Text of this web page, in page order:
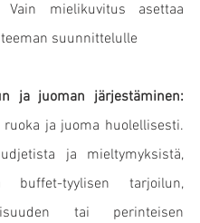
Vain mielikuvitus asettaa
suunnittelulle
ja juoman järjestäminen:
ja juoma huolellisesti.
ja mieltymyksistä,
tyylisen tarjoilun,
tai perinteisen